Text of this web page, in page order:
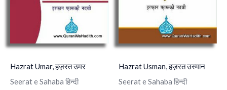
Hazrat Umar, हज़रत उमर
Seerat e Sahaba हिन्दी
Hazrat Usman, हज़रत उस्मान
Seerat e Sahaba हिन्दी